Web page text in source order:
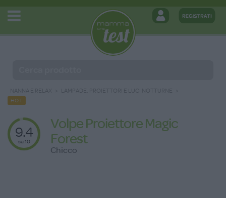
NANNA E RELAX LAMPADE, PROIETTORI E LUCI NOTTURNE
HOT
9.4
su 10
Volpe Proiettore Magic
Forest
Chicco